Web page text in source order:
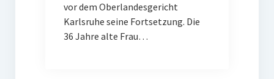
vor dem Oberlandesgericht
Karlsruhe seine Fortsetzung. Die
36 Jahre alte Frau…